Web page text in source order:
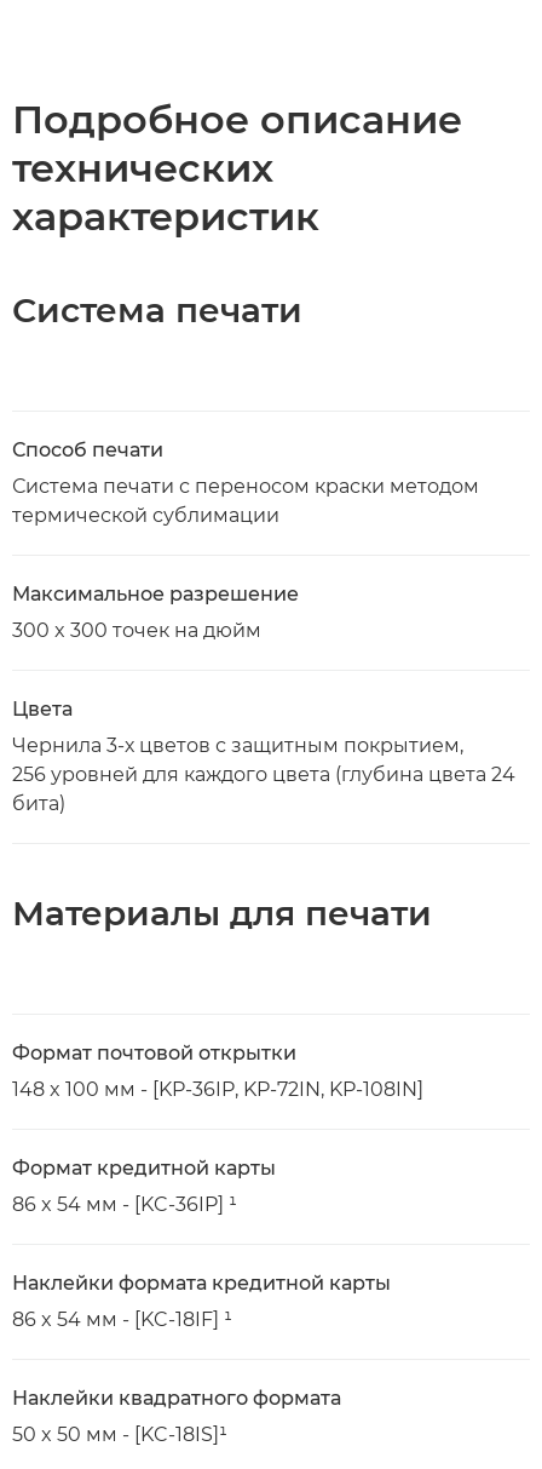
Подробное описание
технических
характеристик
Система печати
Способ печати
Система печати с переносом краски методом
термической сублимации
Максимальное разрешение
300 x 300 точек на дюйм
Цвета
Чернила 3-х цветов с защитным покрытием,
256 уровней для каждого цвета (глубина цвета 24
бита)
Материалы для печати
Формат почтовой открытки
148 x 100 мм - [KP-36IP, KP-72IN, KP-108IN]
Формат кредитной карты
86 x 54 мм - [KC-36IP] ¹
Наклейки формата кредитной карты
86 x 54 мм - [KC-18IF] ¹
Наклейки квадратного формата
50 x 50 мм - [KC-18IS]¹